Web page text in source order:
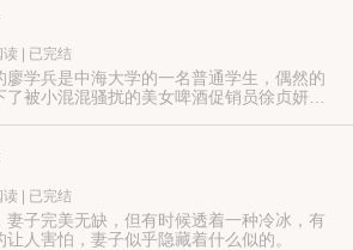
| 已完结
廖学兵是中海大学的一名普通学生，偶然的
了被小混混骚扰的美女啤酒促销员徐贞妍，
棘，面对世家公子、黑道大鳄、武道巨擘、
成的强大对手，毅然向五年一度的武道大赛
年拳圣发起了冲击。
澜壮阔的廖学兵，武道之路走得很艰难，却
| 已完结
妻子完美无缺，但有时候透着一种冷冰，有
让人害怕，妻子似乎隐藏着什么似的。